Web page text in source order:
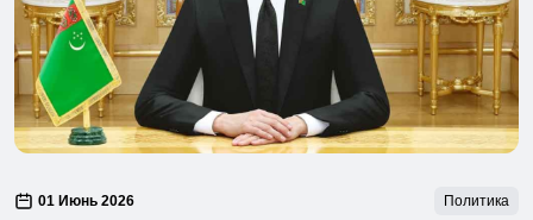
01 Июнь 2026 Политика